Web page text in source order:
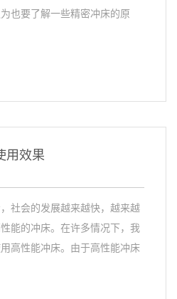
也要了解一些精密冲床的原
用效果
社会的发展越来越快，越来越
能的冲床。在许多情况下，我
高性能冲床。由于高性能冲床